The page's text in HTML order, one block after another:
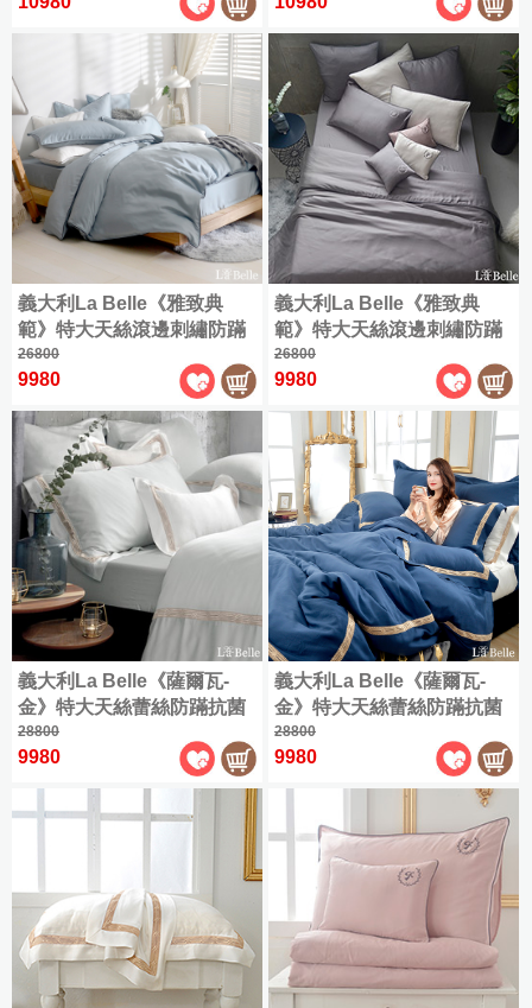
起
定
涼
感
商
品
6
起，
任
2
件
折
︙
ICECOOL
床
包
9
折
(105x186cm)
(150x186cm)
加
大
(180x186cm)
特
大
精
梳
被
套
精
梳
棉
兩
用
被
套
床
其
他
熱
銷
涼
感
包
組
乳
膠
墊
海
島
棉
床
包
枕
套
組
長
寢
1000
匹
馬
兩
用
被
床
組
600
織
天
絲
|
兩
用
被
床
包
組
織
天
尺
寸
商
品
|
800
絲
用
被
床
包
組
墊
海
島
棉
天
絲
|
莫
黛
爾
涼
童
涼
被
四
季
被
雙
層
紗
系
列
被
石
墨
烯
被
|
熱
機
能
水
洗
冬
被
暖
暖
被
兒
童
枕
兒
童
枕
兒
童
(180x210cm)
保
潔
枕
套
|
枕
巾
(2
入)
玩
偶
頸
枕
|
購
物
袋
|
涼
感
墊
|
坐
墊
|
床
墊
套
眠
綿
冰
涼
感
套
兒
套
狗
/
人
魚
漢
頓
雪
芙
絨
✿
Flannel
|
天
竹
緹
Jacquard
立
體
雕
花
雪
雕
✿
3D
Flannel
門
市
資
訊
全
特
賣
會
資
訊
義大利La Belle《雅致典
範》特大天絲滾邊刺繡防蹣
抗菌吸濕排汗兩用被床包組
26800
9980
義大利La Belle《雅致典
範》特大天絲滾邊刺繡防蹣
抗菌吸濕排汗兩用被床包組
26800
9980
義大利La Belle《薩爾瓦-
金》特大天絲蕾絲防蹣抗菌
吸濕排汗兩用被床包組
28800
9980
義大利La Belle《薩爾瓦-
金》特大天絲蕾絲防蹣抗菌
吸濕排汗兩用被床包組
28800
9980